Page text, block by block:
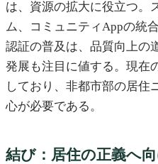
は、資源の拡大に役立つ。
ム、コミュニティAppの統
認証の普及は、品質向上の
発展も注目に値する。現在
しており、非都市部の居住
心が必要である。
結び：居住の正義へ